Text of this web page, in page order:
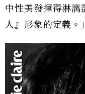
中性美發揮得淋漓
人』形象的定義。」